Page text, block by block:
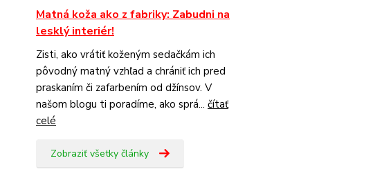
Matná koža ako z fabriky: Zabudni na
lesklý interiér!
Zisti, ako vrátiť koženým sedačkám ich
pôvodný matný vzhľad a chrániť ich pred
praskaním či zafarbením od džínsov. V
našom blogu ti poradíme, ako sprá... čítať
celé
Zobraziť všetky články